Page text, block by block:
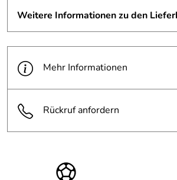
Weitere Informationen zu den
Mehr Informationen
Rückruf anfordern